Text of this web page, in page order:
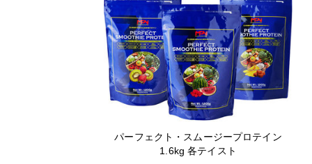
パーフェクト・スムージープロテイン
1.6kg 各テイスト